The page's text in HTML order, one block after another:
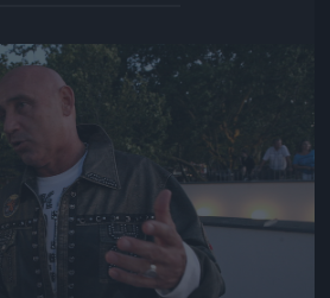
Jön még kép!